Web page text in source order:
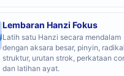
Lembaran Hanzi Fokus
Latih satu Hanzi secara mendalam
dengan aksara besar, pinyin,
struktur, urutan strok, perkataan
dan latihan ayat.